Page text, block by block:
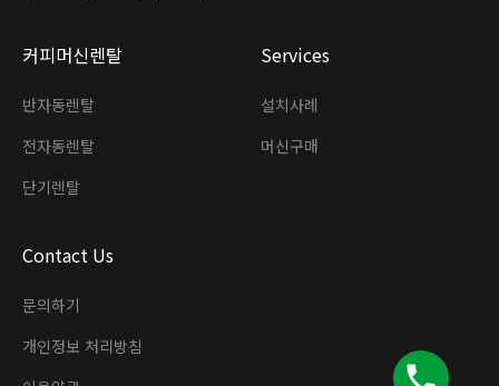
커피머신렌탈
반자동렌탈
전자동렌탈
단기렌탈
Services
설치사례
머신구매
Contact Us
문의하기
개인정보 처리방침